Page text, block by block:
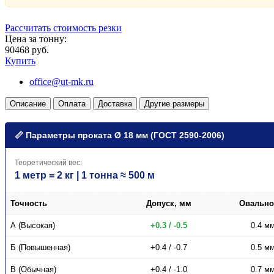
Рассчитать стоимость резки
Цена за тонну:
90468 руб.
Купить
office@ut-mk.ru
Описание Оплата Доставка Другие размеры
📏 Параметры проката Ø 18 мм (ГОСТ 2590-2006)
Теоретический вес:
1 метр = 2 кг | 1 тонна ≈ 500 м
Точность Допуск, мм
А (Высокая) +0.3 / -0.5 0.4 мм
Б (Повышенная) +0.4 / -0.7 0.5 мм
В (Обычная) +0.4 / -1.0 0.7 мм